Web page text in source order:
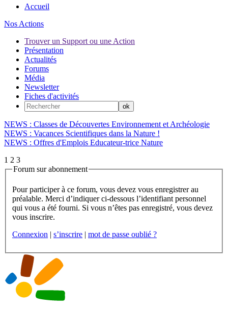
Accueil
Nos Actions
Trouver un Support ou une Action
Présentation
Actualités
Forums
Média
Newsletter
Fiches d'activités
NEWS : Classes de Découvertes Environnement et Archéologie
NEWS : Vacances Scientifiques dans la Nature !
NEWS : Offres d'Emplois Educateur-trice Nature
1 2 3
Forum sur abonnement
Pour participer à ce forum, vous devez vous enregistrer au
préalable. Merci d’indiquer ci-dessous l’identifiant personnel
qui vous a été fourni. Si vous n’êtes pas enregistré, vous devez
vous inscrire.
Connexion | s’inscrire | mot de passe oublié ?